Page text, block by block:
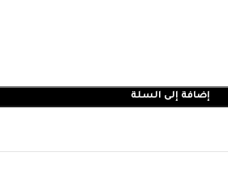
إضافة إلى السلة